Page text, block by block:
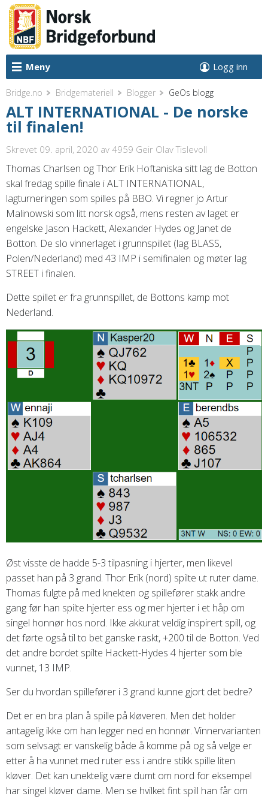
Meny Logg inn
Bridge.no Bridgemateriell Blogger GeOs blogg
ALT INTERNATIONAL - De norske
til finalen!
Skrevet 09. april, 2020 av 4959 Geir Olav Tislevoll
Thomas Charlsen og Thor Erik Hoftaniska sitt lag de Botton
skal fredag spille finale i ALT INTERNATIONAL,
lagturneringen som spilles på BBO. Vi regner jo Artur
Malinowski som litt norsk også, mens resten av laget er
engelske Jason Hackett, Alexander Hydes og Janet de
Botton. De slo vinnerlaget i grunnspillet (lag BLASS,
Polen/Nederland) med 43 IMP i semifinalen og møter lag
STREET i finalen.
Dette spillet er fra grunnspillet, de Bottons kamp mot
Nederland.
Øst visste de hadde 5-3 tilpasning i hjerter, men likevel
passet han på 3 grand. Thor Erik (nord) spilte ut ruter dame.
Thomas fulgte på med knekten og spillefører stakk andre
gang før han spilte hjerter ess og mer hjerter i et håp om
singel honnør hos nord. Ikke akkurat veldig inspirert spill, og
det førte også til to bet ganske raskt, +200 til de Botton. Ved
det andre bordet spilte Hackett-Hydes 4 hjerter som ble
vunnet, 13 IMP.
Ser du hvordan spillefører i 3 grand kunne gjort det bedre?
Det er en bra plan å spille på kløveren. Men det holder
antagelig ikke om han legger ned en honnør. Vinnervarianten
som selvsagt er vanskelig både å komme på og så velge er
etter å ha vunnet med ruter ess i andre stikk spille liten
kløver. Det kan unektelig være dumt om nord for eksempel
har singel kløver dame. Men se hvilket fint spill han får om